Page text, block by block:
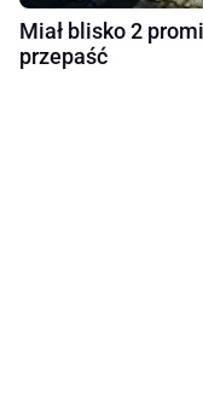
Miał blisko 2
przepaść